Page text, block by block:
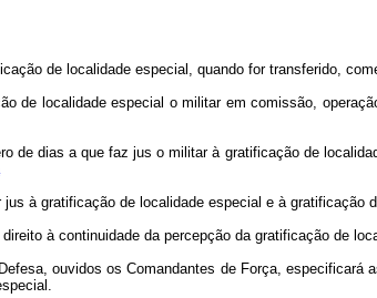
de localidade especial, quando for transferido,
de localidade especial o militar em comissão,
de dias a que faz jus o militar à gratificação de
à gratificação de localidade especial e à
à continuidade da percepção da gratificação de
ouvidos os Comandantes de Força,